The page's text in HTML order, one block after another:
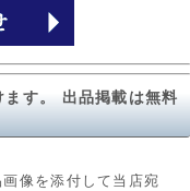
す。 出品掲載は無料
像を添付して当店宛